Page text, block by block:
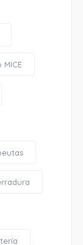
MICE